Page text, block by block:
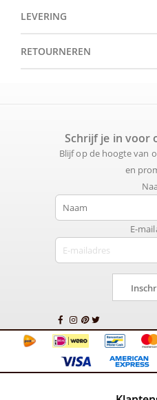
LEVERING
RETOURNEREN
Schrijf je in voor
Blijf op de hoogte van
en
E-